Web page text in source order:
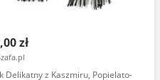
zł
Delikatny z Kaszmiru, Popielato-